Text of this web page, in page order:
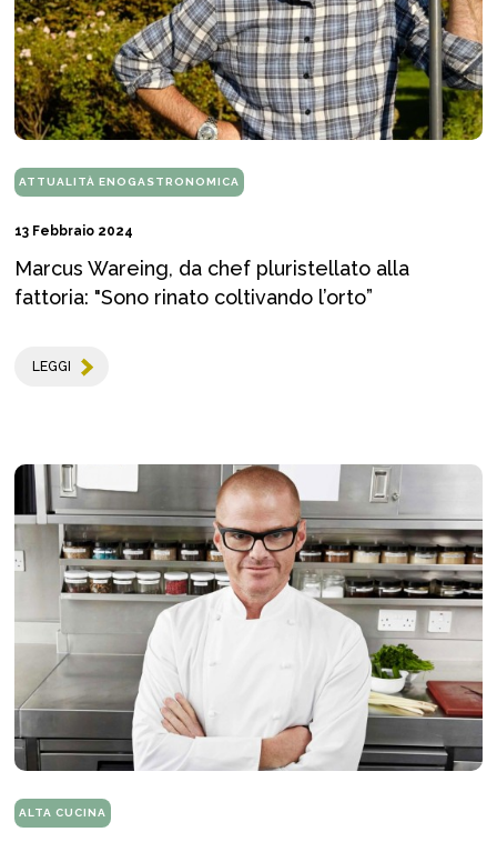
ATTUALITÀ ENOGASTRONOMICA
13 Febbraio 2024
Marcus Wareing, da chef pluristellato alla
fattoria: "Sono rinato coltivando l’orto”
LEGGI
ALTA CUCINA